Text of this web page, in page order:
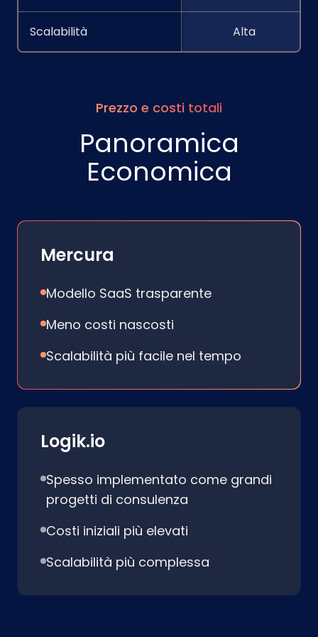
Scalabilità Alta
Prezzo e costi totali
Panoramica
Economica
Mercura
Modello SaaS trasparente
Meno costi nascosti
Scalabilità più facile nel tempo
Logik.io
Spesso implementato come grandi
progetti di consulenza
Costi iniziali più elevati
Scalabilità più complessa